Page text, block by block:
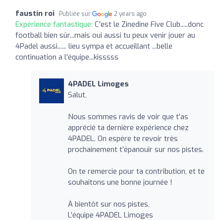
faustin roi Publiée sur 2 years ago
Expérience fantastique: C'est le Zinedine Five Club.....donc
football bien sûr...mais oui aussi tu peux venir jouer au
4Padel aussi...... lieu sympa et accueillant ...belle
continuation a l'équipe...kisssss
4PADEL Limoges
Salut,
Nous sommes ravis de voir que t’as
apprécié ta dernière expérience chez
4PADEL. On espère te revoir très
prochainement t’épanouir sur nos pistes.
On te remercie pour ta contribution, et te
souhaitons une bonne journée !
À bientôt sur nos pistes,
L’équipe 4PADEL Limoges